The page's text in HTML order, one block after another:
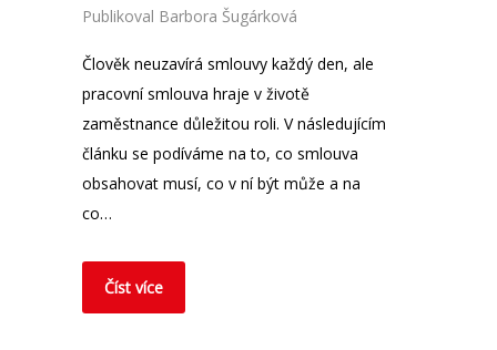
Publikoval Barbora Šugárková
Člověk neuzavírá smlouvy každý den, ale
pracovní smlouva hraje v životě
zaměstnance důležitou roli. V následujícím
článku se podíváme na to, co smlouva
obsahovat musí, co v ní být může a na
co…
Číst více